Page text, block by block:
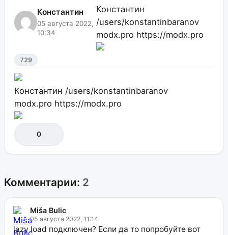
Константин
05 августа 2022,
10:34
Константин
/users/konstantinbaranov
modx.pro https://modx.pro
729
Константин /users/konstantinbaranov
modx.pro https://modx.pro
0
Комментарии: 2
Miša Bulic
05 августа 2022, 11:14
lazy load подключен? Если да то попробуйте вот